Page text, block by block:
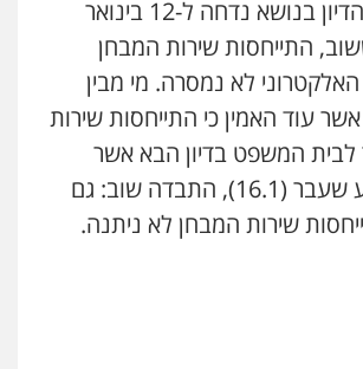
המשפט, ולכן הדיון בנושא נדחה ל-12 בינואר
התייחסות שירות המבחן
לא נמסרה. מי מבין
אשר עוד האמין כי התייחסות שירות
המשפט בדיון הבא אשר
התקיים בשבוע שעבר (16.1), התבדה שוב: גם
שירות המבחן לא ניתנה.